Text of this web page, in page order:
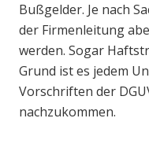
Bußgelder. Je nach
der Firmenleitung
werden. Sogar
Grund ist es jedem
Vorschriften der
nachzukommen.